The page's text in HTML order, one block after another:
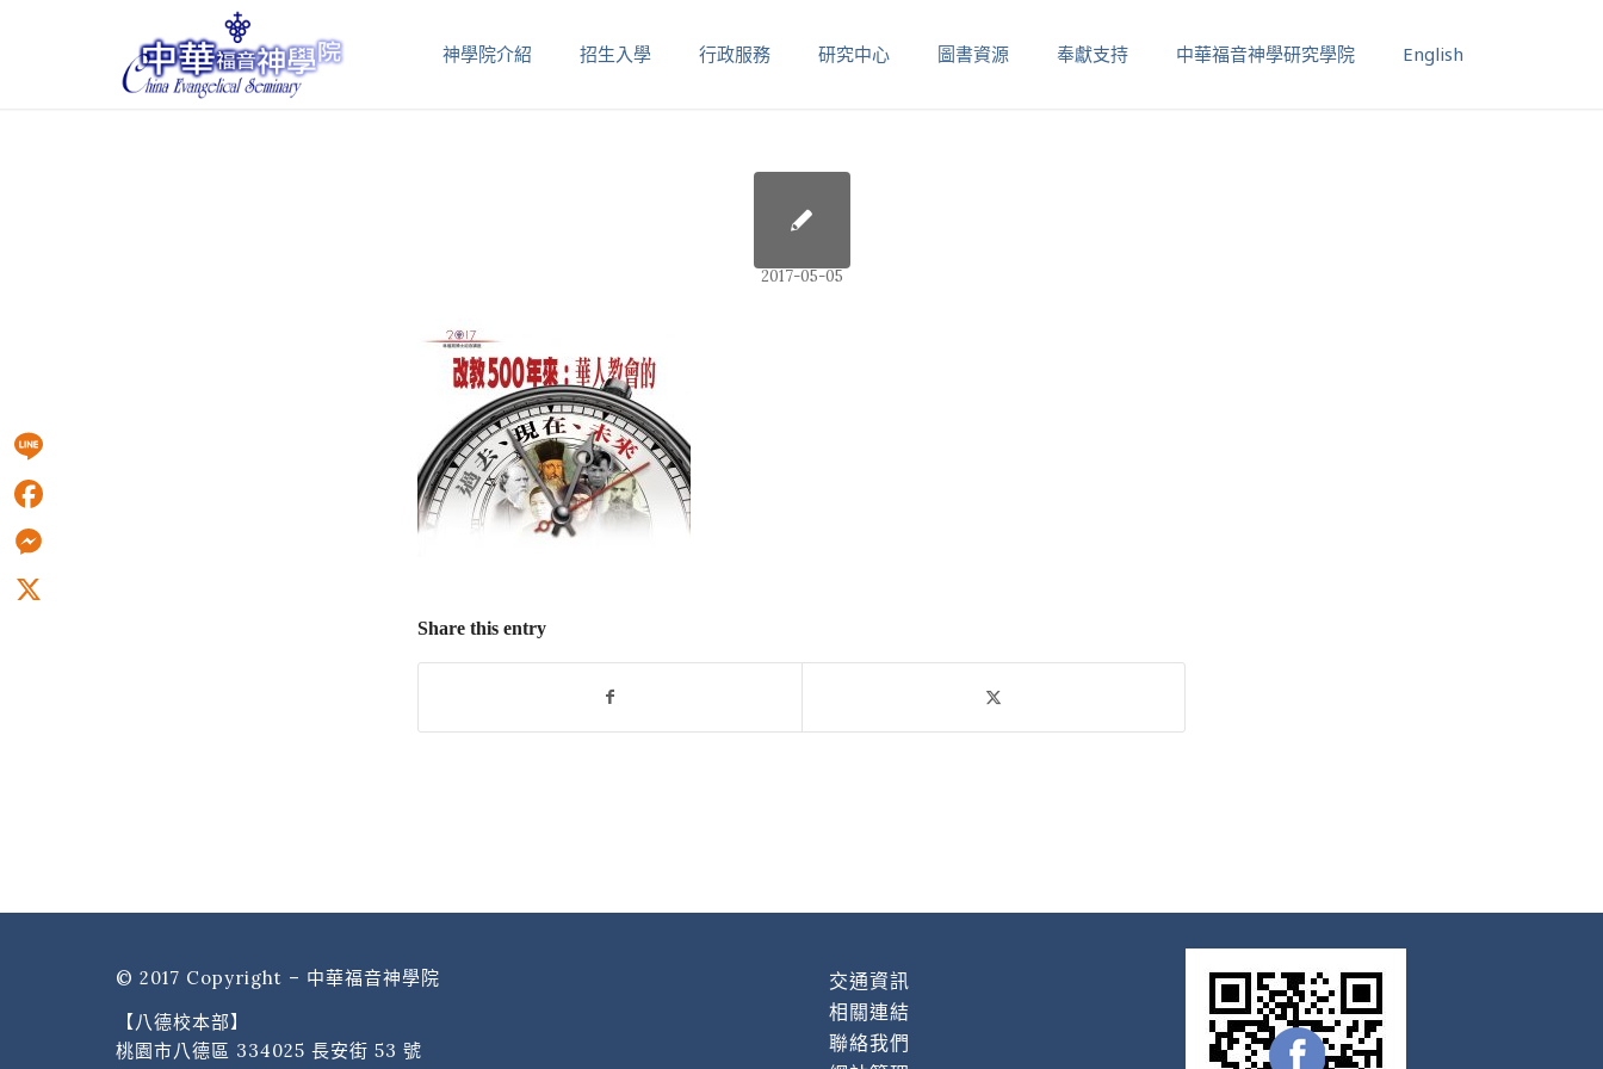
神學院介紹 招生入學 行政服務 研究中心 圖書資源 奉獻支持 中華福音神學研究學院 English
2017-05-05
Share this entry
© 2017 Copyright – 中華福音神學院
【八德校本部】
桃園市八德區 334025 長安街 53 號
交通資訊
相關連結
聯絡我們
Line
Facebook
Messenger